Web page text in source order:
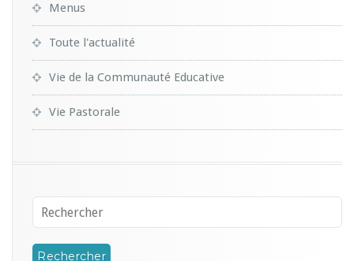
Menus
Toute l'actualité
Vie de la Communauté Educative
Vie Pastorale